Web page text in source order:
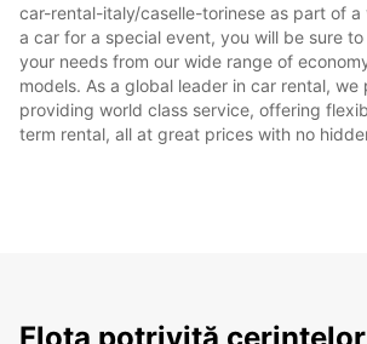
car-rental-italy/caselle-torinese as part of a
a car for a special event, you will be sure
your needs from our wide range of
models. As a global leader in car rental, we
providing world class service, offering
term rental, all at great prices with no